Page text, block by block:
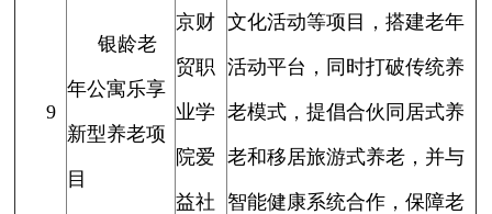
9
银龄老
年公寓乐享
新型养老项
目
京财
贸职
业学
院爱
益社
文化活动等项目，搭建老年
活动平台，同时打破传统养
老模式，提倡合伙同居式养
老和移居旅游式养老，并与
智能健康系统合作，保障老